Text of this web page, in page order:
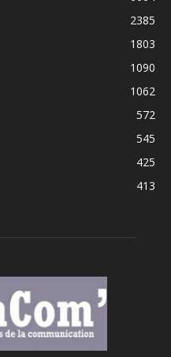
2385
1803
1090
1062
572
545
425
413